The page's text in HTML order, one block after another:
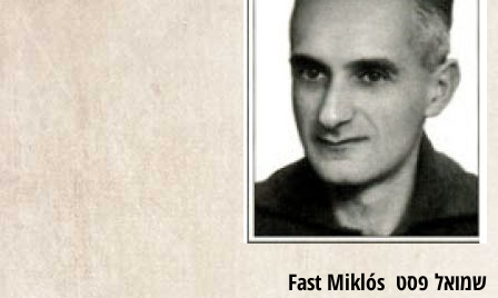
שמואל פסט Fast Miklós